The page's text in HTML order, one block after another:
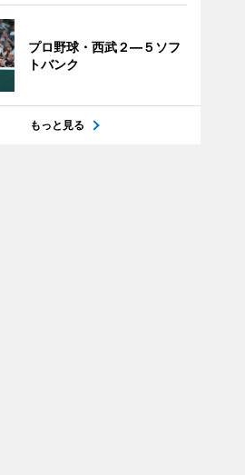
プロ野球・西武２―５ソフ
トバンク
もっと見る